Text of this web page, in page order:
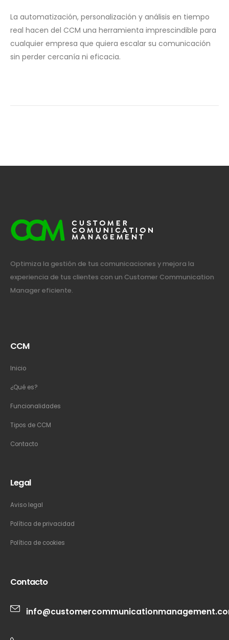
La automatización, personalización y análisis en tiempo
real hacen del CCM una herramienta imprescindible para
cualquier empresa que quiera escalar su comunicación
sin perder cercanía ni eficacia.
Optimiza la gestión de tus comunicaciones y mejora la
experiencia de tus clientes con un Customer Communication
Manager eficiente.
CCM
Inicio
¿Qué es?
Funcionalidades
Tipos de CCM
Contacto
Legal
Aviso legal
Política de privacidad
Política de cookies
Contacto